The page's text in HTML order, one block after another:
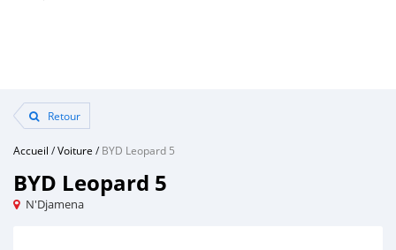
Retour
Accueil /Voiture /BYD Leopard 5
BYD Leopard 5
N'Djamena